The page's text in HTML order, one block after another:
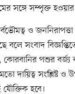
সঙ্গে সম্পৃক্ত হওয়ার
ও জননিরাপত্তা
সংবাদ
কোরবানির পশুর বর্জ্য
দায়িত্ব সংশ্লিষ্ট ও
হবে।